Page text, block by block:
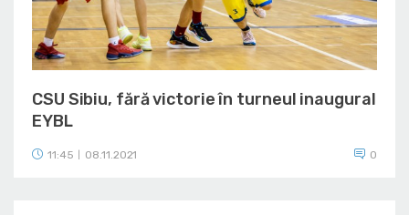
CSU Sibiu, fără victorie în turneul inaugural
EYBL
11:45 08.11.2021 0